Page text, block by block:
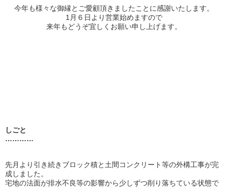
今年も様々な御縁とご愛顧頂きましたことに感謝いたします。
1月６日より営業始めますので
来年もどうぞ宜しくお願い申し上げます。
しごと
…………
先月より引き続きブロック積と土間コンクリート等の外構工事が完
成しました。
宅地の法面が排水不良等の影響から少しずつ削り落ちている状態で